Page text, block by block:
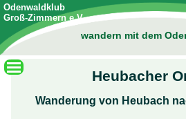
Odenwaldklub
Groß-Zimmern e.V.
wandern mit dem
Heubacher
Wanderung von Heubach